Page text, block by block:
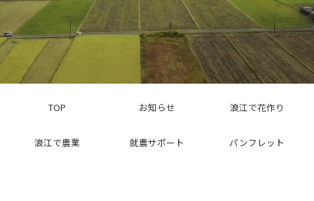
TOP お知らせ 浪江で花作り
浪江で農業 就農サポート パンフレット